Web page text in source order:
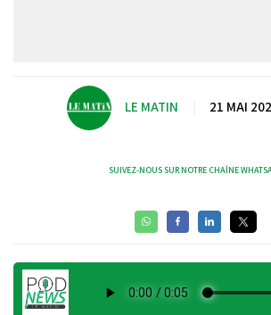
LE MATIN 21 MAI
SUIVEZ-NOUS SUR NOTRE CHAÎNE